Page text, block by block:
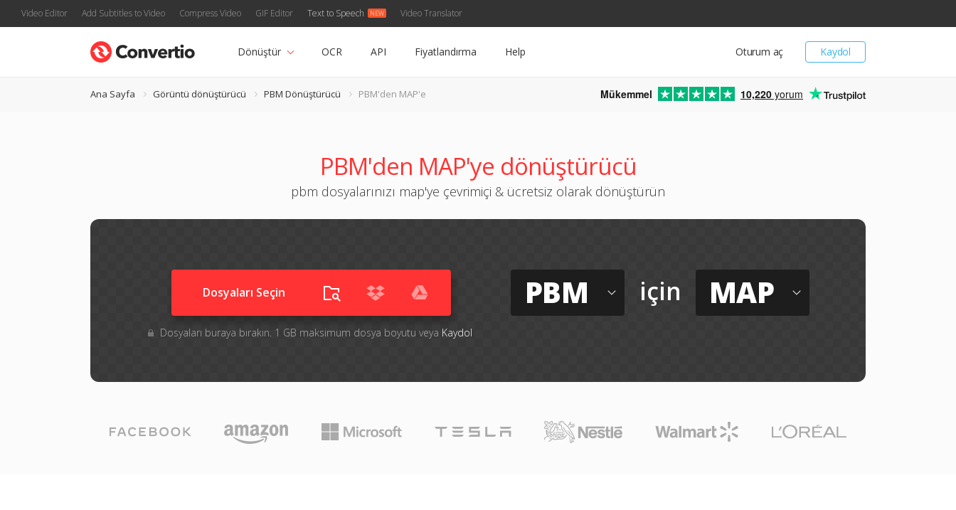
Video Editor Add Subtitles to Video Compress Video GIF Editor Text to Speech Video Translator
Kaydol
Oturum aç
Dönüştür OCR API Fiyatlandırma Help
Ana Sayfa Görüntü dönüştürücü PBM Dönüştürücü PBM'den MAP'e Mükemmel 10,220 yorum
PBM'den MAP'ye dönüştürücü
pbm dosyalarınızı map'ye çevrimiçi & ücretsiz olarak dönüştürün
Dosyaları Seçin
Dosyaları buraya bırakın. 1 GB maksimum dosya boyutu veya Kaydol
PBM için MAP